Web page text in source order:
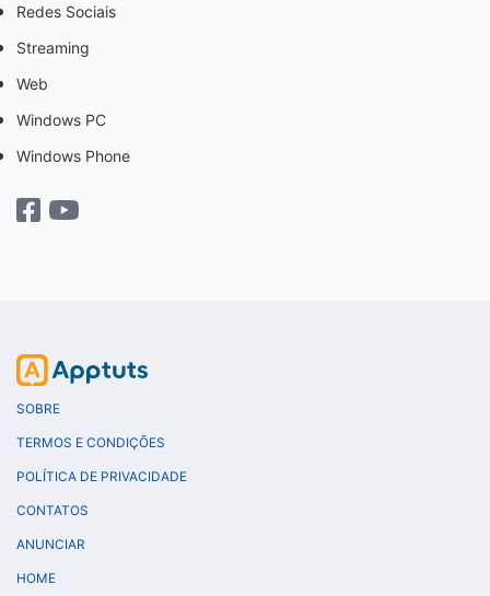
Redes Sociais
Streaming
Web
Windows PC
Windows Phone
SOBRE
TERMOS E CONDIÇÕES
POLÍTICA DE PRIVACIDADE
CONTATOS
ANUNCIAR
HOME